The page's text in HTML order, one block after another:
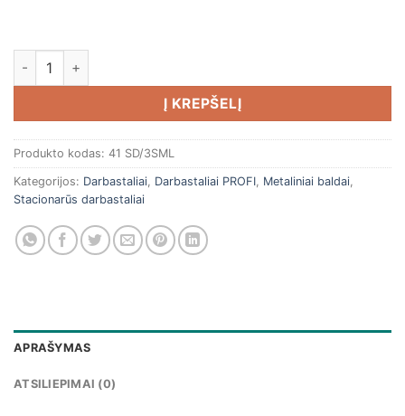
produkto kiekis: Darbastalis 1800x620xH850
Į KREPŠELĮ
Produkto kodas: 41 SD/3SML
Kategorijos: Darbastaliai, Darbastaliai PROFI, Metaliniai baldai,
Stacionarūs darbastaliai
APRAŠYMAS
ATSILIEPIMAI (0)